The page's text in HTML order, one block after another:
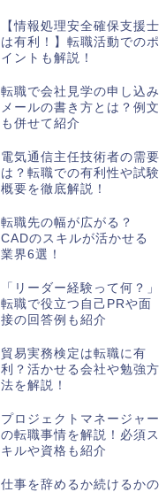
【情報処理安全確保支援士
は有利！】転職活動でのポ
イントも解説！
転職で会社見学の申し込み
メールの書き方とは？例文
も併せて紹介
電気通信主任技術者の需要
は？転職での有利性や試験
概要を徹底解説！
転職先の幅が広がる？
CADのスキルが活かせる
業界6選！
「リーダー経験って何？」
転職で役立つ自己PRや面
接の回答例も紹介
貿易実務検定は転職に有
利？活かせる会社や勉強方
法を解説！
プロジェクトマネージャー
の転職事情を解説！必須ス
キルや資格も紹介
仕事を辞めるか続けるかの